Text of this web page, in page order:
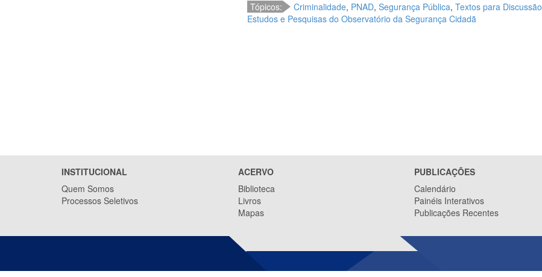
Tópicos: Criminalidade, PNAD,Segurança Pública,Textos para Discussão
Estudos e Pesquisas do Observatório da Segurança Cidadã
INSTITUCIONAL
Quem Somos
Processos Seletivos
ACERVO
Biblioteca
Livros
Mapas
PUBLICAÇÕES
Calendário
Painéis Interativos
Publicações Recentes